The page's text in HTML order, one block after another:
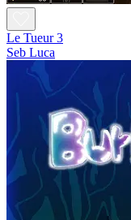
Le Tueur 3
Seb Luca